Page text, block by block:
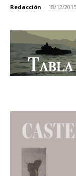
Redacción - 18/12/2015